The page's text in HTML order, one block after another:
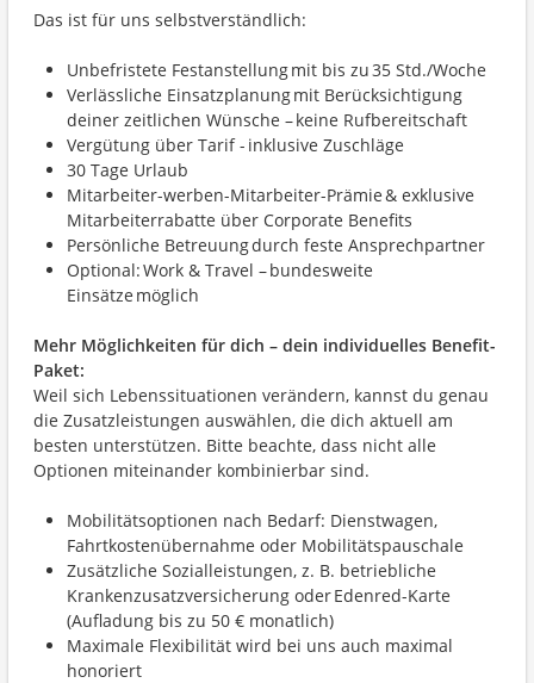
Das ist für uns selbstverständlich:
Unbefristete Festanstellung mit bis zu 35 Std./Woche
Verlässliche Einsatzplanung mit Berücksichtigung
deiner zeitlichen Wünsche – keine Rufbereitschaft
Vergütung über Tarif - inklusive Zuschläge
30 Tage Urlaub
Mitarbeiter-werben-Mitarbeiter-Prämie & exklusive
Mitarbeiterrabatte über Corporate Benefits
Persönliche Betreuung durch feste Ansprechpartner
Optional: Work & Travel – bundesweite
Einsätze möglich
Mehr Möglichkeiten für dich – dein individuelles Benefit-
Paket:
Weil sich Lebenssituationen verändern, kannst du genau
die Zusatzleistungen auswählen, die dich aktuell am
besten unterstützen. Bitte beachte, dass nicht alle
Optionen miteinander kombinierbar sind.
Mobilitätsoptionen nach Bedarf: Dienstwagen,
Fahrtkostenübernahme oder Mobilitätspauschale
Zusätzliche Sozialleistungen, z. B. betriebliche
Krankenzusatzversicherung oder Edenred-Karte
(Aufladung bis zu 50 € monatlich)
Maximale Flexibilität wird bei uns auch maximal
honoriert